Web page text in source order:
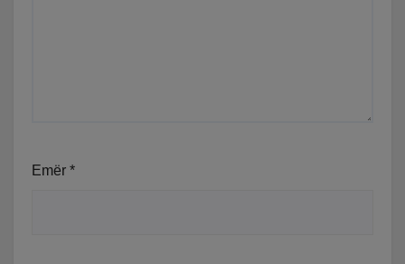
Emër *